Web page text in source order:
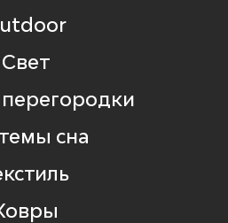
Свет
сна